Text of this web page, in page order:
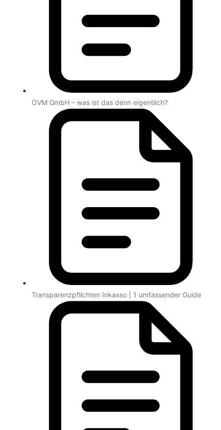
OVM GmbH – was ist das denn eigentlich?
Transparenzpflichten Inkasso | 1 umfassender Guide